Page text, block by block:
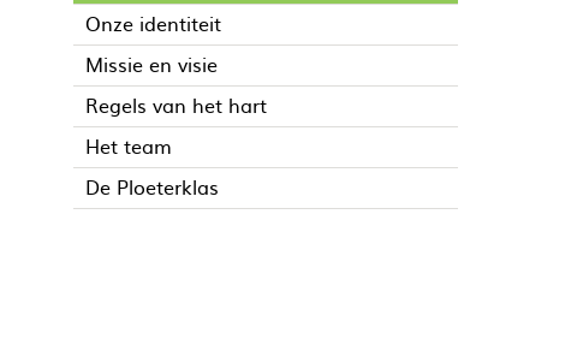
Onze identiteit
Missie en visie
Regels van het hart
Het team
De Ploeterklas